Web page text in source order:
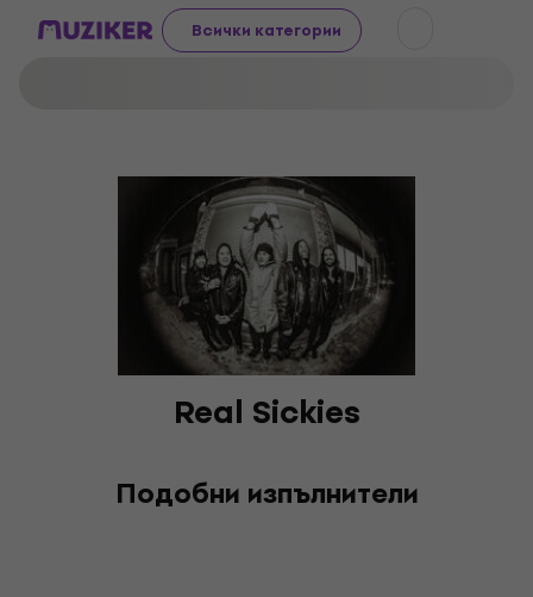
Всички категории
Real Sickies
Подобни изпълнители